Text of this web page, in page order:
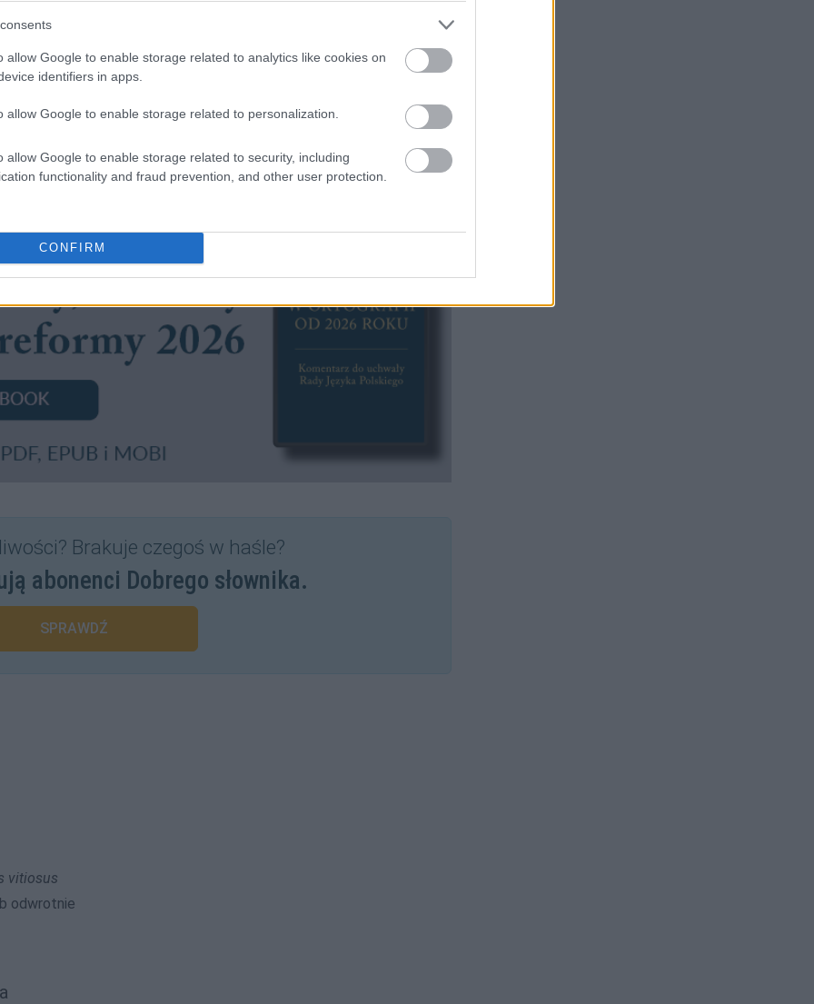
allow Google to enable storage related to analytics like cookies on
identifiers in apps.
allow Google to enable storage related to personalization.
allow Google to enable storage related to security, including
functionality and fraud prevention, and other user protection.
CONFIRM
Brakuje czegoś w haśle?
abonenci Dobrego słownika.
SPRAWDŹ
vitiosus
odwrotnie